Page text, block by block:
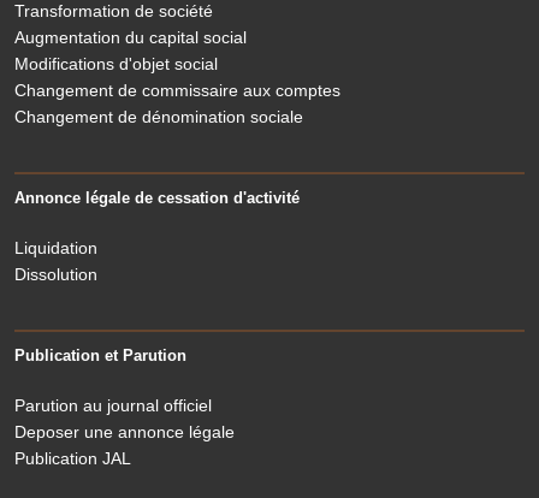
Transformation de société
Augmentation du capital social
Modifications d'objet social
Changement de commissaire aux comptes
Changement de dénomination sociale
Annonce légale de cessation d'activité
Liquidation
Dissolution
Publication et Parution
Parution au journal officiel
Deposer une annonce légale
Publication JAL